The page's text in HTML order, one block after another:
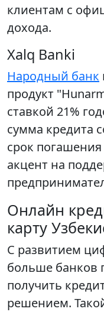
клиентам с
дохода.
Xalq Banki
Народный банк
продукт
ставкой 21%
сумма кредита
срок
акцент на
Онлайн
карту
С развитием
больше банков
получить
решением.